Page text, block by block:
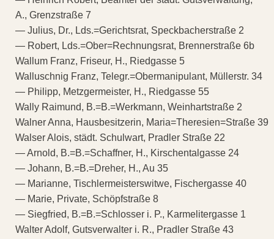
A., Grenzstraße 7
— Julius, Dr., Lds.=Gerichtsrat, Speckbacherstraße 2
— Robert, Lds.=Ober=Rechnungsrat, Brennerstraße 6b
Wallum Franz, Friseur, H., Riedgasse 5
Walluschnig Franz, Telegr.=Obermanipulant, Müllerstr. 34
— Philipp, Metzgermeister, H., Riedgasse 55
Wally Raimund, B.=B.=Werkmann, Weinhartstraße 2
Walner Anna, Hausbesitzerin, Maria=Theresien=Straße 39
Walser Alois, städt. Schulwart, Pradler Straße 22
— Arnold, B.=B.=Schaffner, H., Kirschentalgasse 24
— Johann, B.=B.=Dreher, H., Au 35
— Marianne, Tischlermeisterswitwe, Fischergasse 40
— Marie, Private, Schöpfstraße 8
— Siegfried, B.=B.=Schlosser i. P., Karmelitergasse 1
Walter Adolf, Gutsverwalter i. R., Pradler Straße 43